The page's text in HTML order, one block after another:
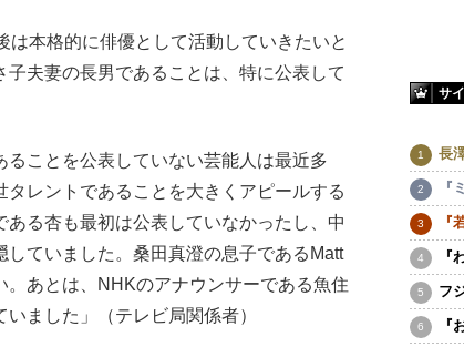
本格的に俳優として活動していきたいと
夫妻の長男であることは、特に公表して
ることを公表していない芸能人は最近多
レントであることを大きくアピールする
る杏も最初は公表していなかったし、中
ていました。桑田真澄の息子であるMatt
。あとは、NHKのアナウンサーである魚住
ました」（テレビ局関係者）
サ
長
『
『
『
フ
『